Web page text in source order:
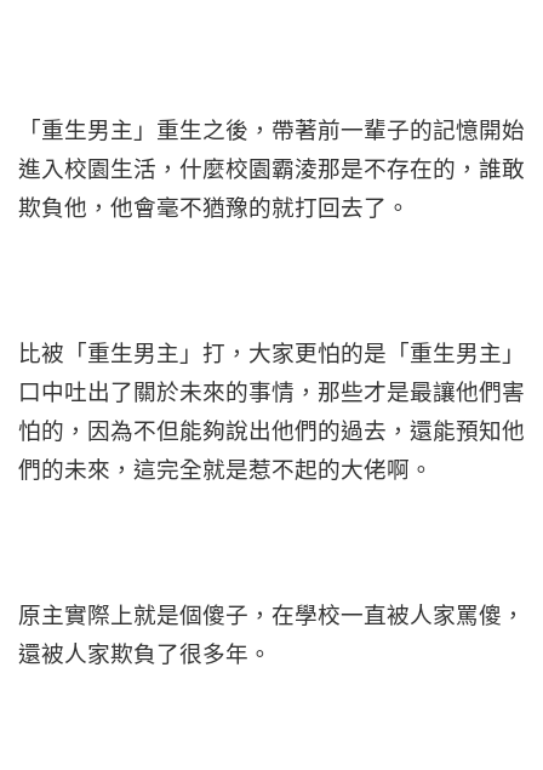
「重生男主」重生之後，帶著前一輩子的記憶開始
進入校園生活，什麼校園霸淩那是不存在的，誰敢
欺負他，他會毫不猶豫的就打回去了。
比被「重生男主」打，大家更怕的是「重生男主」
口中吐出了關於未來的事情，那些才是最讓他們害
怕的，因為不但能夠說出他們的過去，還能預知他
們的未來，這完全就是惹不起的大佬啊。
原主實際上就是個傻子，在學校一直被人家罵傻，
還被人家欺負了很多年。